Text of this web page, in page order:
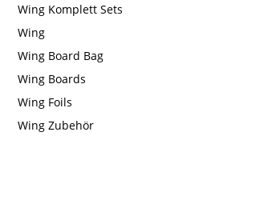
Wing Komplett Sets
Wing
Wing Board Bag
Wing Boards
Wing Foils
Wing Zubehör